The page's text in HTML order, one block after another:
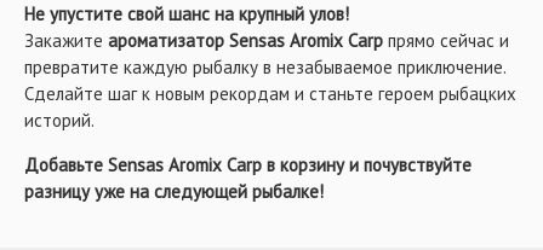
насадок. Попробуйте использовать его в комбинации с
кукурузой, бойлами или пеллетсом – результат вас
удивит!
Почему стоит выбрать именно
этот ароматизатор?
Sensas Aromix Carp – это не просто добавка, а
Не упустите свой шанс на крупный улов!
Закажите ароматизатор Sensas Aromix Carp прямо сейчас и
превратите каждую рыбалку в незабываемое приключение.
Сделайте шаг к новым рекордам и станьте героем рыбацких
историй.
Добавьте Sensas Aromix Carp в корзину и почувствуйте
разницу уже на следующей рыбалке!